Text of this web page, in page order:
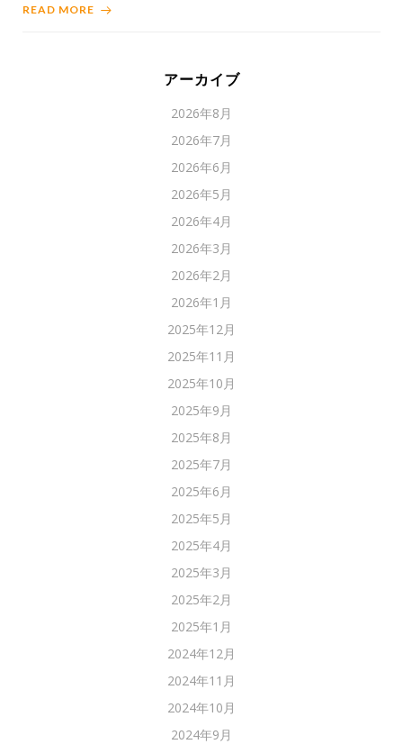
READ MORE
アーカイブ
2026年8月
2026年7月
2026年6月
2026年5月
2026年4月
2026年3月
2026年2月
2026年1月
2025年12月
2025年11月
2025年10月
2025年9月
2025年8月
2025年7月
2025年6月
2025年5月
2025年4月
2025年3月
2025年2月
2025年1月
2024年12月
2024年11月
2024年10月
2024年9月